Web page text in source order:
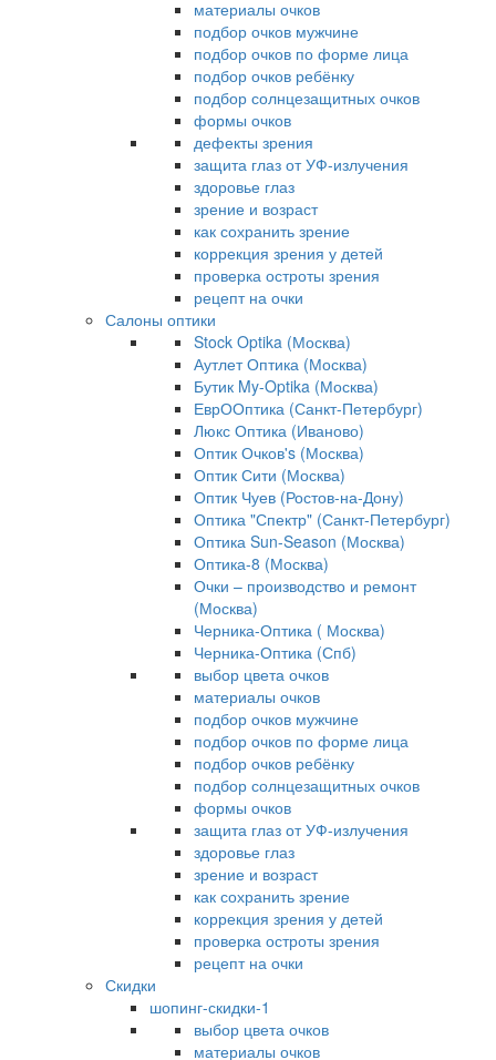
материалы очков
подбор очков мужчине
подбор очков по форме лица
подбор очков ребёнку
подбор солнцезащитных очков
формы очков
дефекты зрения
защита глаз от УФ-излучения
здоровье глаз
зрение и возраст
как сохранить зрение
коррекция зрения у детей
проверка остроты зрения
рецепт на очки
Салоны оптики
Stock Optika (Москва)
Аутлет Оптика (Москва)
Бутик My-Optika (Москва)
ЕврООптика (Санкт-Петербург)
Люкс Оптика (Иваново)
Оптик Очков's (Москва)
Оптик Сити (Москва)
Оптик Чуев (Ростов-на-Дону)
Оптика "Спектр" (Санкт-Петербург)
Оптика Sun-Season (Москва)
Оптика-8 (Москва)
Очки – производство и ремонт
(Москва)
Черника-Оптика ( Москва)
Черника-Оптика (Спб)
выбор цвета очков
материалы очков
подбор очков мужчине
подбор очков по форме лица
подбор очков ребёнку
подбор солнцезащитных очков
формы очков
защита глаз от УФ-излучения
здоровье глаз
зрение и возраст
как сохранить зрение
коррекция зрения у детей
проверка остроты зрения
рецепт на очки
Скидки
шопинг-скидки-1
выбор цвета очков
материалы очков